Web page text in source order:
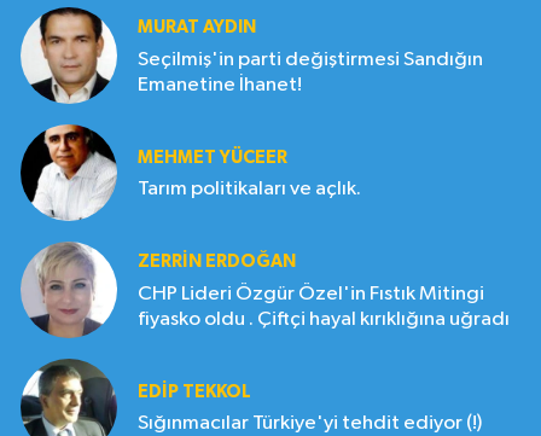
MURAT AYDIN
Seçilmiş'in parti değiştirmesi Sandığın
Emanetine İhanet!
MEHMET YÜCEER
Tarım politikaları ve açlık.
ZERRIN ERDOĞAN
CHP Lideri Özgür Özel'in Fıstık Mitingi
fiyasko oldu . Çiftçi hayal kırıklığına uğradı
EDIP TEKKOL
Sığınmacılar Türkiye'yi tehdit ediyor (!)